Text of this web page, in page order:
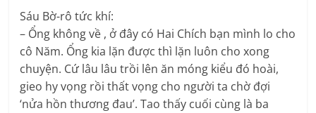
Sáu Bờ-rô tức khí:
– Ổng không về , ở đây có Hai Chích bạn mình lo cho
cô Năm. Ổng kia lặn được thì lặn luôn cho xong
chuyện. Cứ lâu lâu trồi lên ăn móng kiểu đó hoài,
gieo hy vọng rồi thất vọng cho người ta chờ đợi
‘nửa hồn thương đau’. Tao thấy cuối cùng là ba